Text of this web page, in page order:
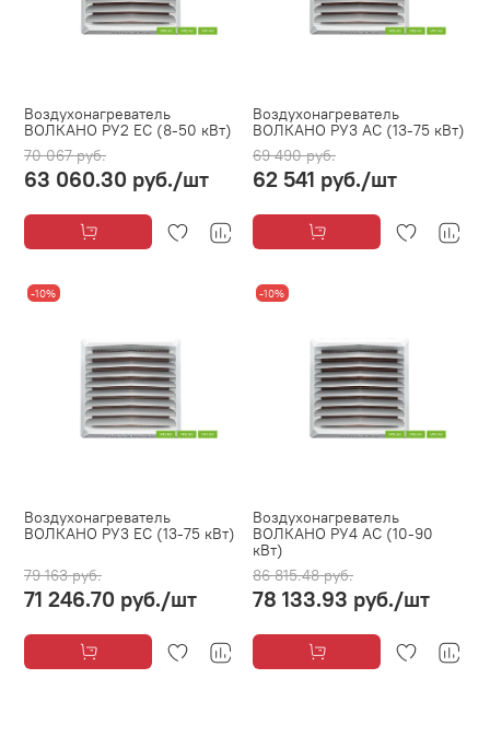
Воздухонагреватель
ВОЛКАНО РУ2 EC (8-50 кВт)
70 067 руб.
63 060.30 руб./шт
Воздухонагреватель
ВОЛКАНО РУ3 AC (13-75 кВт)
69 490 руб.
62 541 руб./шт
-10%
Воздухонагреватель
ВОЛКАНО РУ3 EC (13-75 кВт)
79 163 руб.
71 246.70 руб./шт
-10%
Воздухонагреватель
ВОЛКАНО РУ4 AC (10-90
кВт)
86 815.48 руб.
78 133.93 руб./шт